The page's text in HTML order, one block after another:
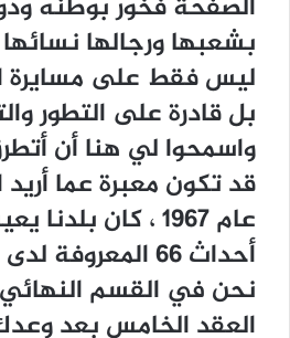
ﺍﻟﺼﻔﺤﺔ ﻓﺨﻮﺭ ﺑﻮﻃﻨﻪ
ﺑﺸﻌﺒﻬﺎ ﻭﺭﺟﺎﻟﻬﺎ ﻧﺴﺎﺋﻬﺎ
ﻟﻴﺲ ﻓﻘﻂ ﻋﻠﻰ ﻣﺴﺎﻳﺮﺓ
ﺑﻞ ﻗﺎﺩﺭﺓ ﻋﻠﻰ ﺍﻟﺘﻄﻮﺭ
ﻭﺍﺳﻤﺤﻮﺍ ﻟﻲ ﻫﻨﺎ ﺃﻥ
ﻗﺪ ﺗﻜﻮﻥ ﻣﻌﺒﺮﺓ ﻋﻤﺎ ﺃﺭﻳﺪ
ﻋﺎﻡ 1967 ، ﻛﺎﻥ
ﺃﺣﺪﺍﺙ 66
ﻧﺤﻦ ﻓﻲ ﺍﻟﻘﺴﻢ
ﺍﻟﻌﻘﺪ ﺍﻟﺨﺎﻣﺲ ﺑﻌﺪ